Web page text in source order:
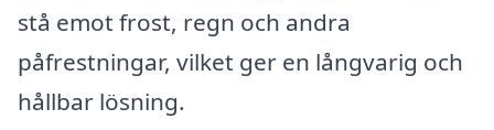
stå emot frost, regn och andra
påfrestningar, vilket ger en långvarig och
hållbar lösning.